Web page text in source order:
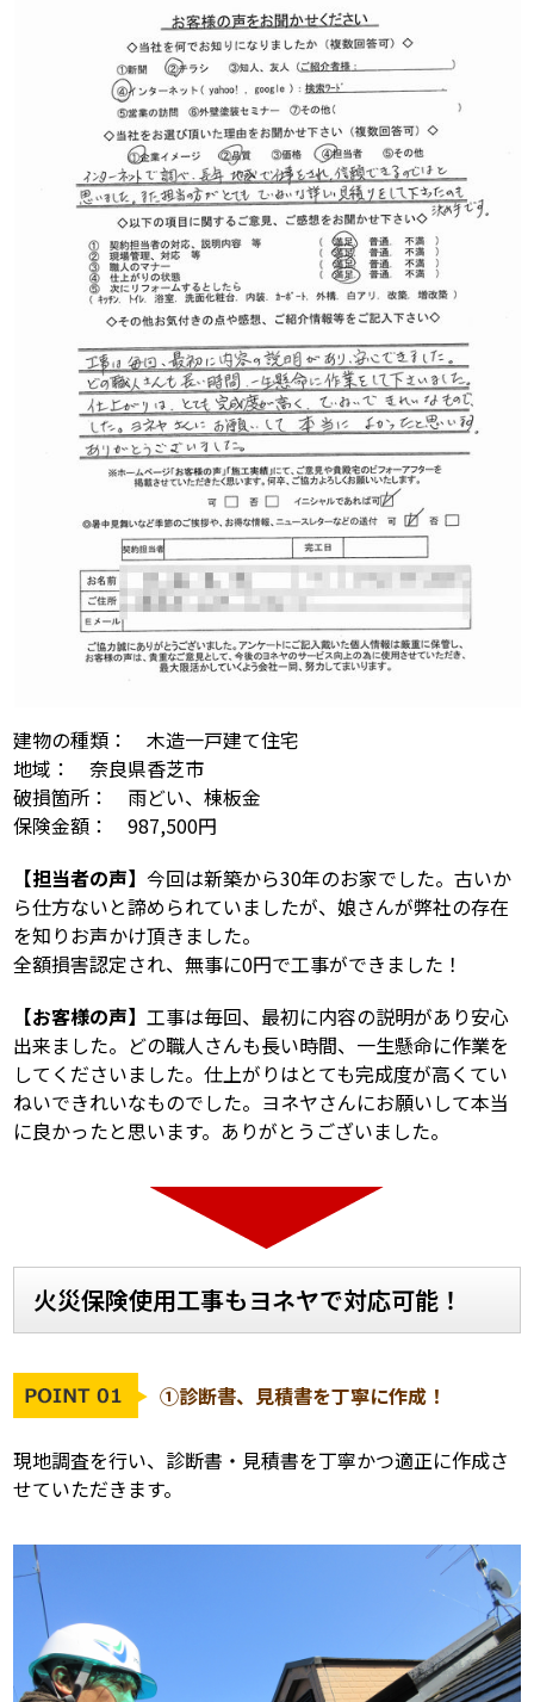
建物の種類： 木造一戸建て住宅
地域： 奈良県香芝市
破損箇所： 雨どい、棟板金
保険金額： 987,500円
【担当者の声】今回は新築から30年のお家でした。古いか
ら仕方ないと諦められていましたが、娘さんが弊社の存在
を知りお声かけ頂きました。
全額損害認定され、無事に0円で工事ができました！
【お客様の声】工事は毎回、最初に内容の説明があり安心
出来ました。どの職人さんも長い時間、一生懸命に作業を
してくださいました。仕上がりはとても完成度が高くてい
ねいできれいなものでした。ヨネヤさんにお願いして本当
に良かったと思います。ありがとうございました。
火災保険使用工事もヨネヤで対応可能！
①診断書、見積書を丁寧に作成！
現地調査を行い、診断書・見積書を丁寧かつ適正に作成さ
せていただきます。